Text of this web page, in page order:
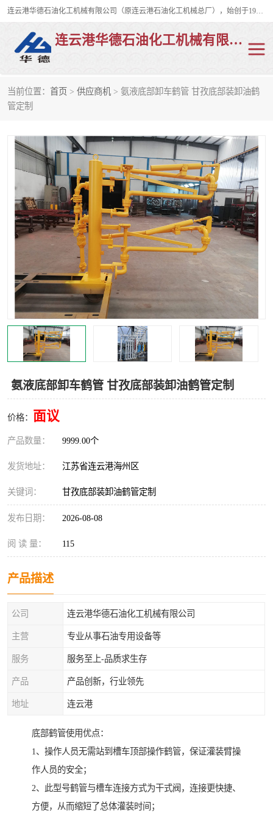
连云港华德石油化工机械有限公司（原连云港石油化工机械总厂），始创于1982年，是从事码头船用流体装卸臂、陆用流体装卸臂（鹤管）、活动梯、钢构平台、定量装车系统等全系列流体装卸设备的设计、制造、销售以及服务的专业供应商。
连云港华德石油化工机械有限公司
当前位置： 首页 > 供应商机 > 氨液底部卸车鹤管 甘孜底部装卸油鹤
管定制
氨液底部卸车鹤管 甘孜底部装卸油鹤管定制
价格： 面议
产品数量： 9999.00个
发货地址： 江苏省连云港海州区
关键词： 甘孜底部装卸油鹤管定制
发布日期： 2026-08-08
阅 读 量： 115
产品描述
公司 连云港华德石油化工机械有限公司
主营 专业从事石油专用设备等
服务 服务至上-品质求生存
产品 产品创新，行业领先
地址 连云港
底部鹤管使用优点：
1、操作人员无需站到槽车顶部操作鹤管，保证灌装臂操
作人员的安全；
2、此型号鹤管与槽车连接方式为干式阀，连接更快捷、
方便，从而缩短了总体灌装时间；
陆用流体装卸臂
液氨鹤管 液氯鹤管
LNG鹤管 活动梯
平台栈桥 卸车鹤管
装车鹤管 输油臂
紧急脱离干式接头 火车鹤管
汽车鹤管
底部鹤管 低温鹤管
浮动出油装置